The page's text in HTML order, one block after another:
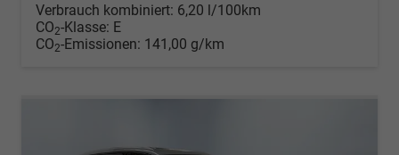
Verbrauch kombiniert: 6,20 l/100km
CO2-Klasse: E
CO2-Emissionen: 141,00 g/km